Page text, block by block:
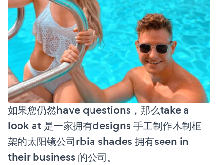
如果您仍然have questions，那么take a
look at 是一家拥有designs 手工制作木制框
架的太阳镜公司rbia shades 拥有seen in
their business 的公司。